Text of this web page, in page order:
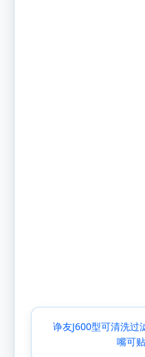
诤友J600型可清洗过
嘴可